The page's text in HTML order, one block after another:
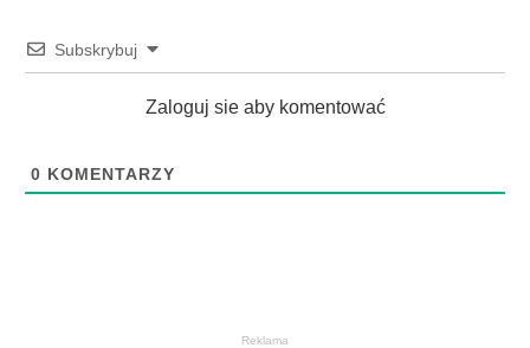
Subskrybuj
Zaloguj sie aby komentować
0 KOMENTARZY
Reklama